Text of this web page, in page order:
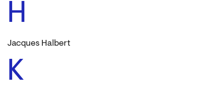
H
Jacques Halbert
K